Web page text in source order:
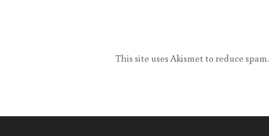
This site uses Akismet to reduce spam.